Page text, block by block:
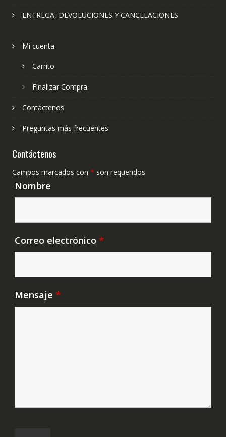
ENTREGA, DEVOLUCIONES Y CANCELACIONES
Mi cuenta
Carrito
Finalizar Compra
Contáctenos
Preguntas más frecuentes
Contáctenos
Campos marcados con * son requeridos
Nombre
Correo electrónico *
Mensaje *